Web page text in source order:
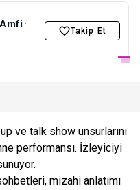
·
Takip Et
ve talk show unsurlarını
performansı. İzleyiciyi
mizahi anlatımı